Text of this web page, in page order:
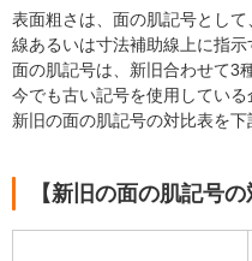
表面粗さは、面の肌記号として
線あるいは寸法補助線上に指示
面の肌記号は、新旧合わせて3
今でも古い記号を使用している
新旧の面の肌記号の対比表を下
【新旧の面の肌記号の